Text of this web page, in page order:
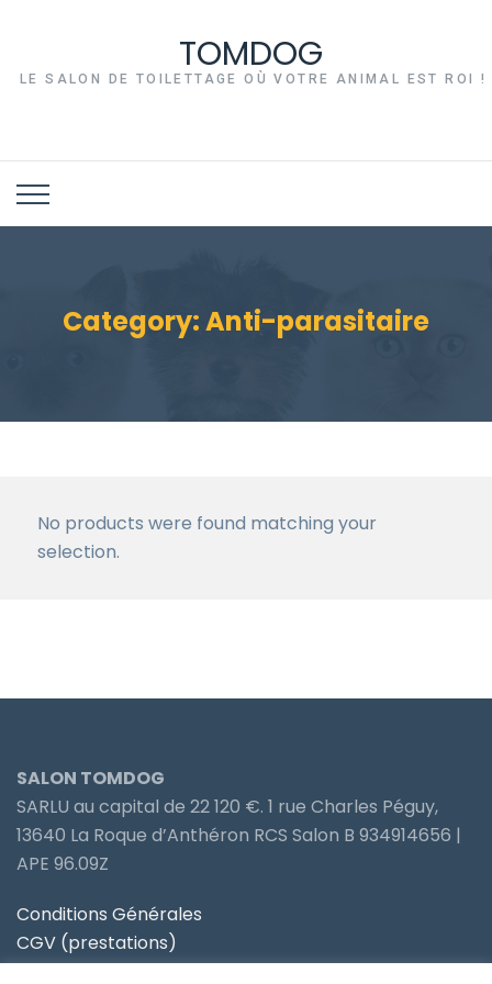
TOMDOG
LE SALON DE TOILETTAGE OÙ VOTRE ANIMAL EST ROI !
Category:Anti-parasitaire
No products were found matching your
selection.
SALON TOMDOG
SARLU au capital de 22 120 €. 1 rue Charles Péguy,
13640 La Roque d’Anthéron RCS Salon B 934914656 |
APE 96.09Z
Conditions Générales
CGV (prestations)
Politique de confidentialité